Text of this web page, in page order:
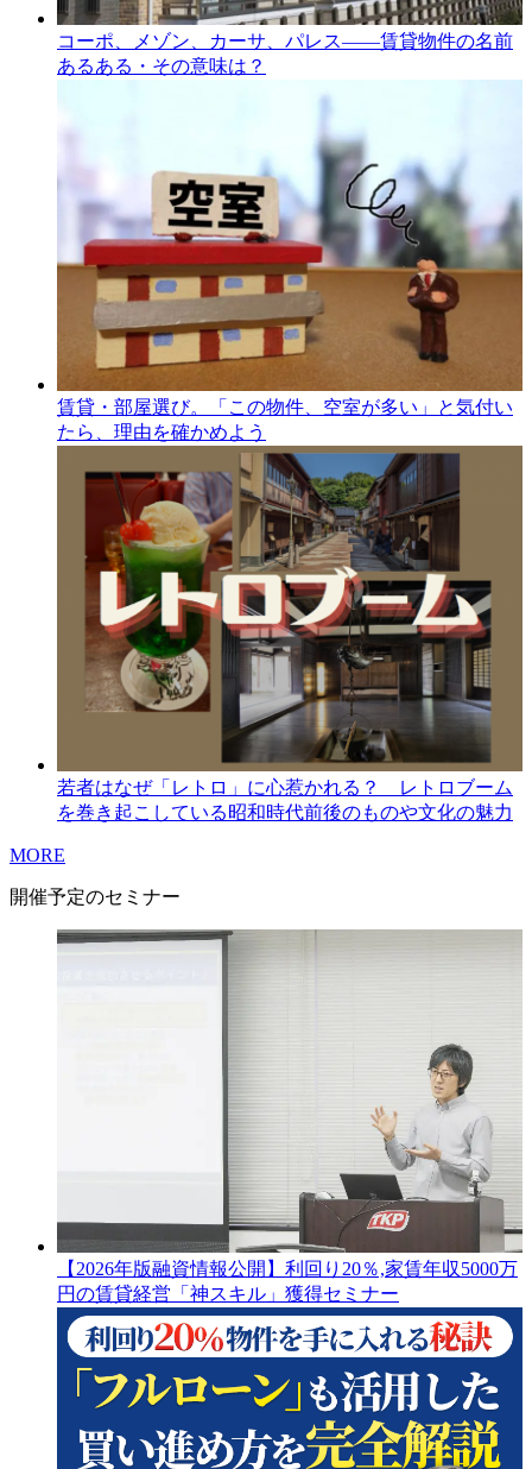
コーポ、メゾン、カーサ、パレス――賃貸物件の名前
あるある・その意味は？
賃貸・部屋選び。「この物件、空室が多い」と気付い
たら、理由を確かめよう
若者はなぜ「レトロ」に心惹かれる？ レトロブーム
を巻き起こしている昭和時代前後のものや文化の魅力
MORE
開催予定のセミナー
【2026年版融資情報公開】利回り20％,家賃年収5000万
円の賃貸経営「神スキル」獲得セミナー